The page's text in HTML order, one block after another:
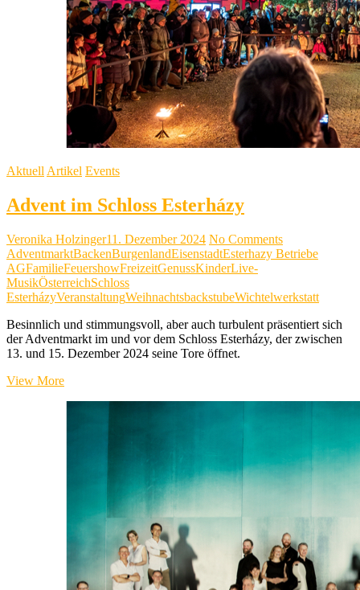
Aktuell Artikel Events
Advent im Schloss Esterházy
Veronika Holzinger11. Dezember 2024 No Comments
AdventmarktBackenBurgenlandEisenstadtEsterhazy Betriebe
AGFamilieFeuershowFreizeitGenussKinderLive-
MusikÖsterreichSchloss
EsterházyVeranstaltungWeihnachtsbackstubeWichtelwerkstatt
Besinnlich und stimmungsvoll, aber auch turbulent präsentiert sich
der Adventmarkt im und vor dem Schloss Esterházy, der zwischen
13. und 15. Dezember 2024 seine Tore öffnet.
View MoreAdvent